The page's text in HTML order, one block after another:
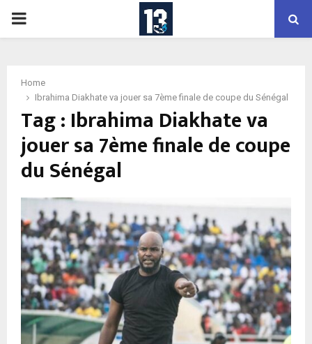
PRIMARY
Home
Ibrahima Diakhate va jouer sa 7ème finale de coupe du Sénégal
Tag : Ibrahima Diakhate va
jouer sa 7ème finale de coupe
du Sénégal